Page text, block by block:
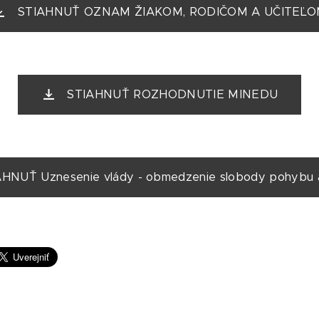
STIAHNUŤ OZNAM ŽIAKOM, RODIČOM A
STIAHNUŤ ROZHODNUTIE MINEDU
Uznesenie vlády - obmedzenie slobody